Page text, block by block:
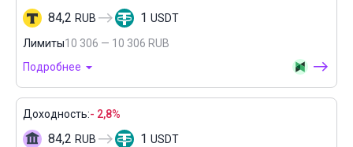
84,2 RUB 1 USDT
Лимиты10 306 — 10 306 RUB
Подробнее
Доходность:- 2,8%
84,2 RUB 1 USDT